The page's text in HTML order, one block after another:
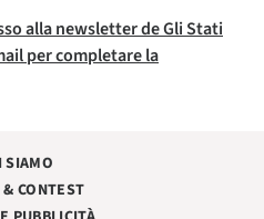
alla newsletter de Gli Stati
per completare la
SIAMO
CONTEST